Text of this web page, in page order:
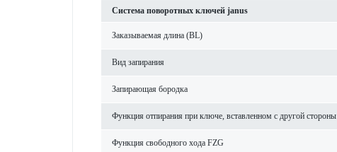
Сис­тема пово­р­отных ключей janus
Заказываемая длина (BL)
Вид запирания
Запи­рающая бор­одка
Функция отпирания при ключе, встав­ленном с другой стороны
Функция свободного хода FZG